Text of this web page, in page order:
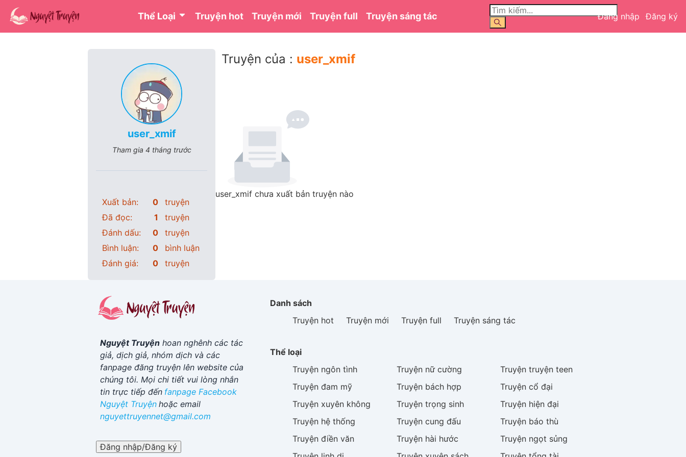
Thể Loại Truyện hot Truyện mới Truyện full Truyện sáng tác Đăng nhập Đăng ký
user_xmif
Tham gia 4 tháng trước
Xuất bản: 0
truyện
Đã đọc:
1
truyện
Đánh dấu:
0
truyện
Bình luận:
0
bình luận
Đánh giá:
0 truyện
Truyện của : user_xmif
user_xmif chưa xuất bản truyện nào
Nguyệt Truyện hoan nghênh các tác
giả, dịch giả, nhóm dịch và các
fanpage đăng truyện lên website của
chúng tôi. Mọi chi tiết vui lòng nhắn
tin trực tiếp đến fanpage Facebook
Nguyệt Truyện hoặc email
nguyettruyennet@gmail.com
Đăng nhập/Đăng ký
Danh sách
Truyện hot
Truyện mới Truyện full Truyện sáng tác
Thể loại
Truyện ngôn tình Truyện nữ cường Truyệntruyện teen
Truyệnđam mỹ Truyện bách hợp Truyệncổ đại
Truyện xuyên không Truyện trọng sinh Truyện hiện đại
Truyện hệ thống Truyện cung đấu Truyện báo thù
Truyệnđiền văn Truyện hài hước Truyện ngọt sủng